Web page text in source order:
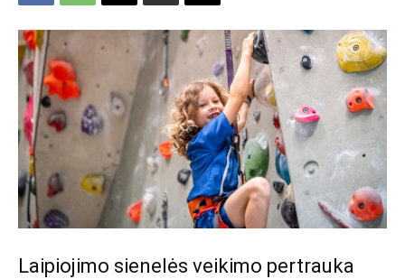
Laipiojimo sienelės veikimo pertrauka